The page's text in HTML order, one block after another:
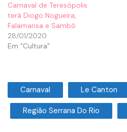
Carnaval de Teresópolis
terá Diogo Nogueira,
Falamansa e Sambô
28/01/2020
Em "Cultura"
Carnaval Le Canton
Região Serrana Do Rio